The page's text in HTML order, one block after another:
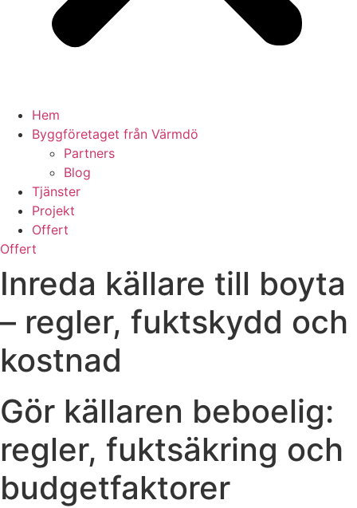
Hem
Byggföretaget från Värmdö
Partners
Blog
Tjänster
Projekt
Offert
Offert
Inreda källare till boyta
– regler, fuktskydd och
kostnad
Gör källaren beboelig:
regler, fuktsäkring och
budgetfaktorer